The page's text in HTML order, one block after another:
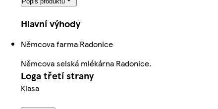
Hlavní výhody
Němcova farma Radonice
Němcova selská mlékárna Radonice.
Loga třetí strany
Klasa